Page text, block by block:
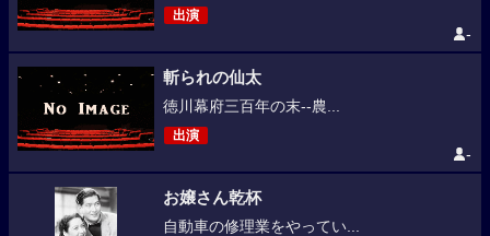
出演
-
斬られの仙太
徳川幕府三百年の末--農...
出演
-
お嬢さん乾杯
自動車の修理業をやってい...